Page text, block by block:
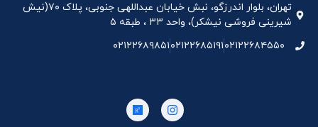
تهران، بلوار اندرزگو، نبش خیابان عبداللهی جنوبی، پلاک ۷۰(نیش
شیرینی فروشی نیشکر)، واحد ۳۳ ، طبقه ۵
۰۲۱۲۲۶۸۴۵۵۰۰۲۱۲۲۶۸۵۱۹۱۰۲۱۲۲۶۸۹۸۵۱